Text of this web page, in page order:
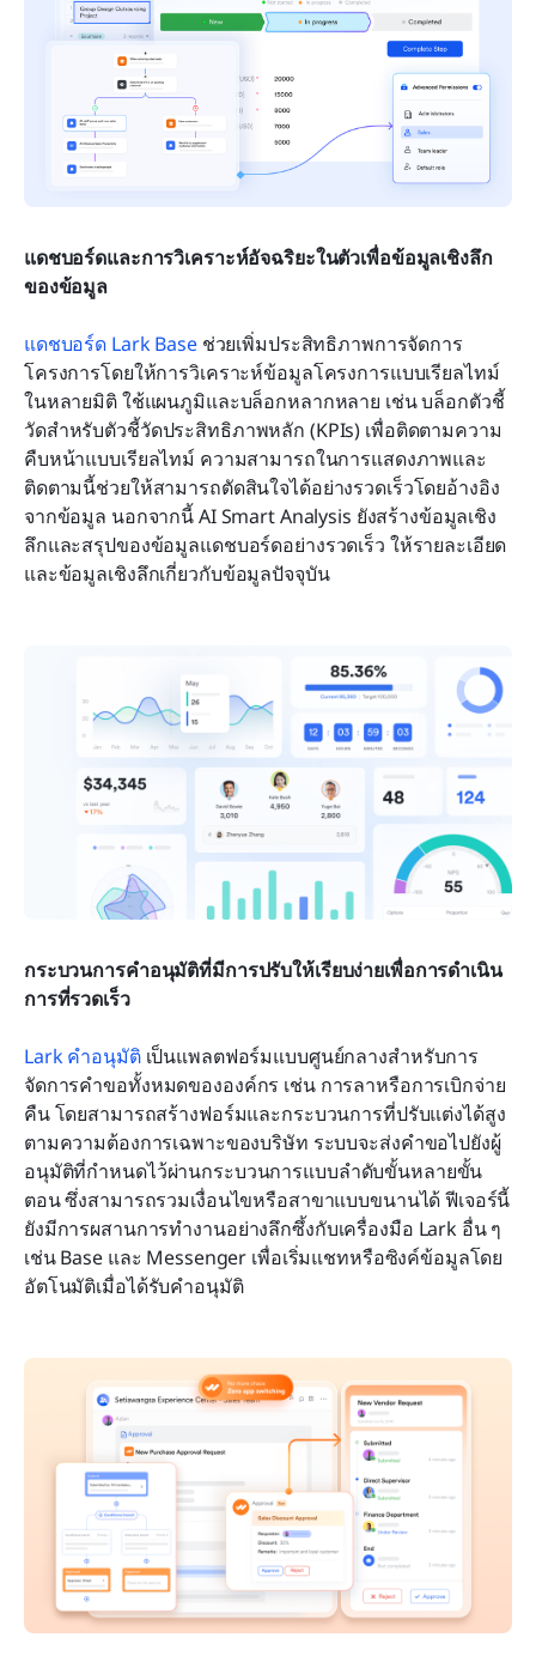
แดชบอร์ดและการวิเคราะห์อัจฉริยะในตัวเพื่อข้อมูลเชิงลึก
ของข้อมูล
แดชบอร์ด Lark Base ช่วยเพิ่มประสิทธิภาพการจัดการ
โครงการโดยให้การวิเคราะห์ข้อมูลโครงการแบบเรียลไทม์
ในหลายมิติ ใช้แผนภูมิและบล็อกหลากหลาย เช่น บล็อกตัวชี้
วัดสำหรับตัวชี้วัดประสิทธิภาพหลัก (KPIs) เพื่อติดตามความ
คืบหน้าแบบเรียลไทม์ ความสามารถในการแสดงภาพและ
ติดตามนี้ช่วยให้สามารถตัดสินใจได้อย่างรวดเร็วโดยอ้างอิง
จากข้อมูล นอกจากนี้ AI Smart Analysis ยังสร้างข้อมูลเชิง
ลึกและสรุปของข้อมูลแดชบอร์ดอย่างรวดเร็ว ให้รายละเอียด
และข้อมูลเชิงลึกเกี่ยวกับข้อมูลปัจจุบัน
กระบวนการคำอนุมัติที่มีการปรับให้เรียบง่ายเพื่อการดำเนิน
การที่รวดเร็ว
Lark คำอนุมัติ เป็นแพลตฟอร์มแบบศูนย์กลางสำหรับการ
จัดการคำขอทั้งหมดขององค์กร เช่น การลาหรือการเบิกจ่าย
คืน โดยสามารถสร้างฟอร์มและกระบวนการที่ปรับแต่งได้สูง
ตามความต้องการเฉพาะของบริษัท ระบบจะส่งคำขอไปยังผู้
อนุมัติที่กำหนดไว้ผ่านกระบวนการแบบลำดับขั้นหลายขั้น
ตอน ซึ่งสามารถรวมเงื่อนไขหรือสาขาแบบขนานได้ ฟีเจอร์นี้
ยังมีการผสานการทำงานอย่างลึกซึ้งกับเครื่องมือ Lark อื่น ๆ
เช่น Base และ Messenger เพื่อเริ่มแชทหรือซิงค์ข้อมูลโดย
อัตโนมัติเมื่อได้รับคำอนุมัติ